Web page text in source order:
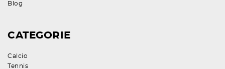
Blog
CATEGORIE
Calcio
Tennis